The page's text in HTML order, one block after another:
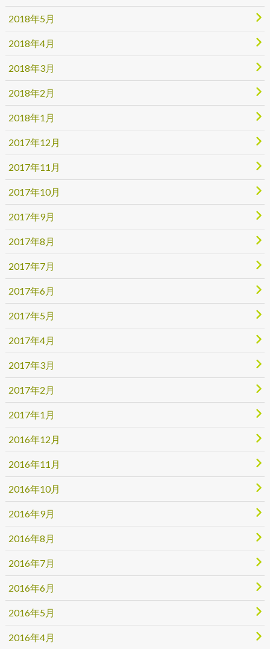
2018年5月
2018年4月
2018年3月
2018年2月
2018年1月
2017年12月
2017年11月
2017年10月
2017年9月
2017年8月
2017年7月
2017年6月
2017年5月
2017年4月
2017年3月
2017年2月
2017年1月
2016年12月
2016年11月
2016年10月
2016年9月
2016年8月
2016年7月
2016年6月
2016年5月
2016年4月